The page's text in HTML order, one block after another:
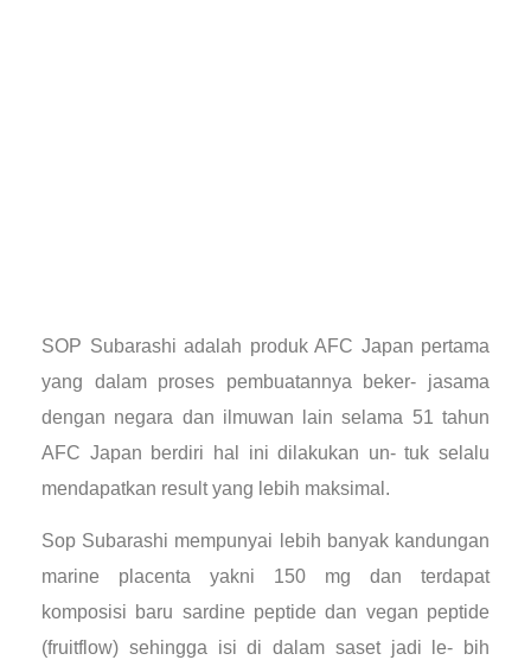
SOP Subarashi adalah produk AFC Japan pertama
yang dalam proses pembuatannya beker- jasama
dengan negara dan ilmuwan lain selama 51 tahun
AFC Japan berdiri hal ini dilakukan un- tuk selalu
mendapatkan result yang lebih maksimal.
Sop Subarashi mempunyai lebih banyak kandungan
marine placenta yakni 150 mg dan terdapat
komposisi baru sardine peptide dan vegan peptide
(fruitflow) sehingga isi di dalam saset jadi le- bih